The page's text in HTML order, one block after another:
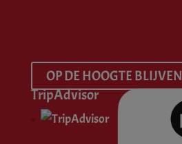
OP DE HOOGTE BLIJVEN
TripAdvisor